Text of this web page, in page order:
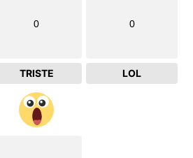
0
TRISTE
0
LOL